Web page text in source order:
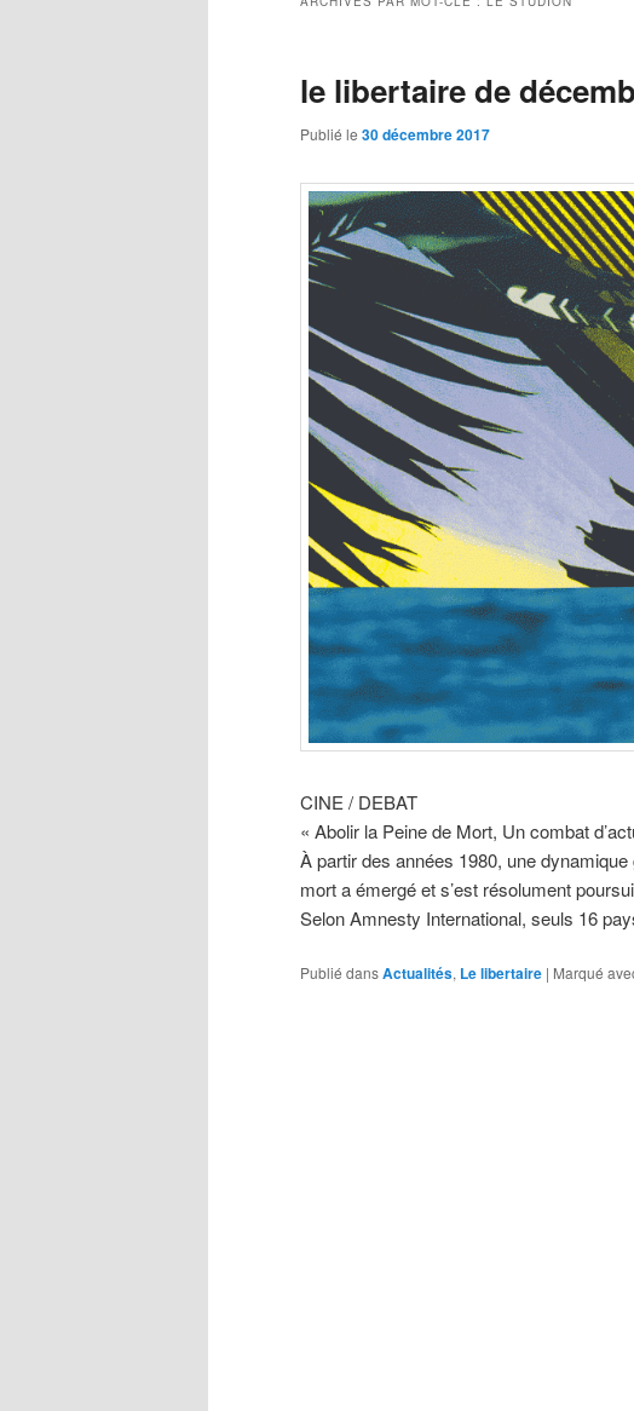
le libertaire de
Publié le 30 décembre 2017
CINE / DEBAT
« Abolir la Peine de Mort, Un combat
À partir des années 1980, une
mort a émergé et s’est résolument
Selon Amnesty International, seuls 16
Publié dansActualités, Le libertaire | Marqué